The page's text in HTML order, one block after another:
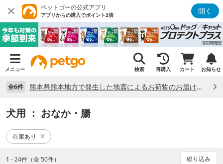
ペットゴーの公式アプリ
アプリからの購入でポイント2倍 開く
メニュー 検索 再購入 カート お知らせ
全6件 熊本県熊本地方で発生した地震によるお荷物のお届け状況について （7/28）
犬用 ： おなか・腸
在庫あり
1 - 24件（全 50件） 絞り込み